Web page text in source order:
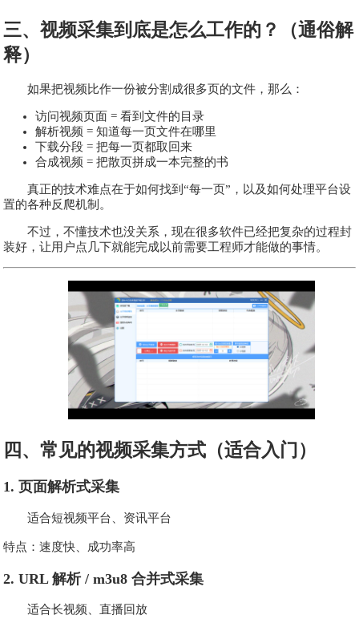
三、视频采集到底是怎么工作的？（通俗解
释）
如果把视频比作一份被分割成很多页的文件，那么：
访问视频页面 = 看到文件的目录
解析视频 = 知道每一页文件在哪里
下载分段 = 把每一页都取回来
合成视频 = 把散页拼成一本完整的书
真正的技术难点在于如何找到“每一页”，以及如何处理平台设
置的各种反爬机制。
不过，不懂技术也没关系，现在很多软件已经把复杂的过程封
装好，让用户点几下就能完成以前需要工程师才能做的事情。
四、常见的视频采集方式（适合入门）
1. 页面解析式采集
适合短视频平台、资讯平台
特点：速度快、成功率高
2. URL 解析 / m3u8 合并式采集
适合长视频、直播回放